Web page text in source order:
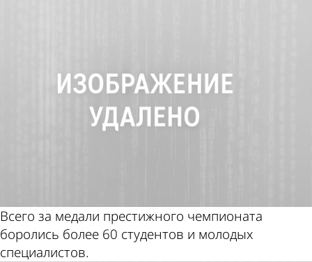
Всего за медали престижного чемпионата
боролись более 60 студентов и молодых
специалистов.